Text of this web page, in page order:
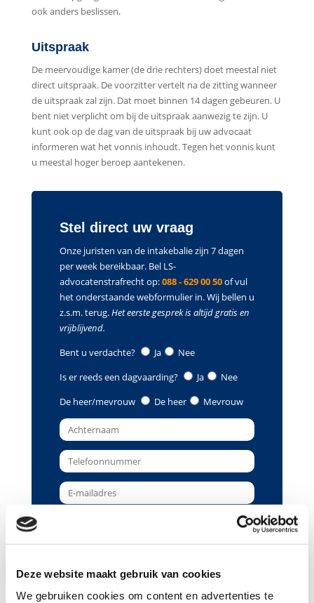
Deze website maakt gebruik van cookies
We gebruiken cookies om content en advertenties te
ook anders beslissen.
Uitspraak
De meervoudige kamer (de drie rechters) doet meestal niet
direct uitspraak. De voorzitter vertelt na de zitting wanneer
de uitspraak zal zijn. Dat moet binnen 14 dagen gebeuren. U
bent niet verplicht om bij de uitspraak aanwezig te zijn. U
kunt ook op de dag van de uitspraak bij uw advocaat
informeren wat het vonnis inhoudt. Tegen het vonnis kunt
u meestal hoger beroep aantekenen.
Stel direct uw vraag
Onze juristen van de intakebalie zijn 7 dagen
per week bereikbaar. Bel LS-
advocatenstrafrecht op:088 - 629 00 50of vul
het onderstaande webformulier in. Wij bellen u
z.s.m. terug.Het eerste gesprek is altijd gratis en
vrijblijvend.
Bent u verdachte?
Ja
Nee
Is er reeds een dagvaarding?
Ja
Nee
De heer/mevrouw
De heer Mevrouw
Gewenste terugbelmoment